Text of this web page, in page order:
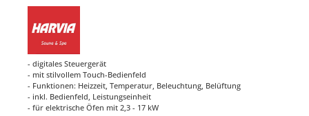
- digitales Steuergerät
- mit stilvollem Touch-Bedienfeld
- Funktionen: Heizzeit, Temperatur, Beleuchtung, Belüftung
- inkl. Bedienfeld, Leistungseinheit
- für elektrische Öfen mit 2,3 - 17 kW